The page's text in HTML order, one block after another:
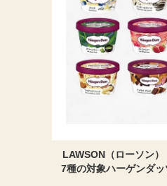
LAWSON（ローソン）
7種の対象ハーゲンダ